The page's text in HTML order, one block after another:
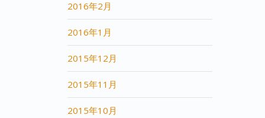
2016年2月
2016年1月
2015年12月
2015年11月
2015年10月